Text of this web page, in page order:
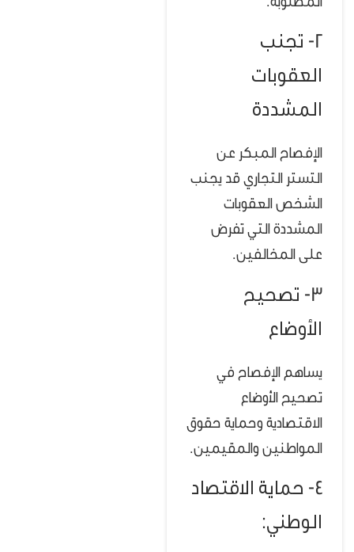
المطلوبة.
2- تجنب
العقوبات
المشددة
الإفصاح المبكر عن
التستر التجاري قد يجنب
الشخص العقوبات
المشددة التي تفرض
على المخالفين.
3- تصحيح
الأوضاع
يساهم الإفصاح في
تصحيح الأوضاع
الاقتصادية وحماية حقوق
المواطنين والمقيمين.
4- حماية الاقتصاد
الوطني: